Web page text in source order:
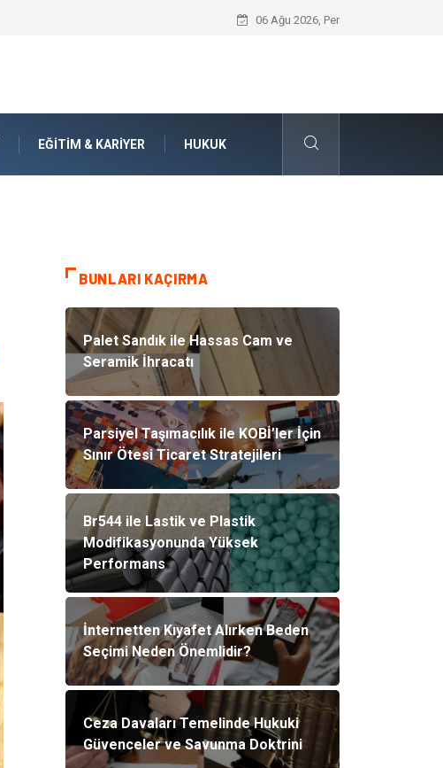
İnternetten Kıyafet Alırken Beden
06 Ağu 2026, Per
EĞITIM & KARIYER HUKUK
BUNLARI KAÇIRMA
Palet Sandık ile Hassas Cam ve
Seramik İhracatı
Parsiyel Taşımacılık ile KOBİ’ler İçin
Sınır Ötesi Ticaret Stratejileri
Br544 ile Lastik ve Plastik
Modifikasyonunda Yüksek
Performans
İnternetten Kıyafet Alırken Beden
Seçimi Neden Önemlidir?
Ceza Davaları Temelinde Hukuki
Güvenceler ve Savunma Doktrini